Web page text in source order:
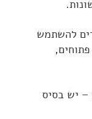
להשתמש
פתוחים,
נוזלים – יש בסיס